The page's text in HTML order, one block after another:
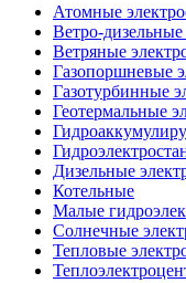
Атомные
Ветро-
Ветряные
Газопоршневые
Газотурбинные
Геотермальные
Дизельные
Котельные
Малые
Солнечные
Тепловые